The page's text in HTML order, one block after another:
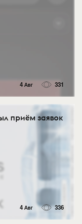
4 Авг 331
приём заявок
4 Авг 336